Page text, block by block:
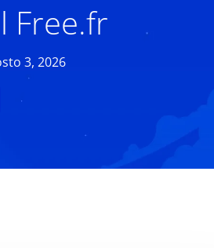
Free.fr
3, 2026